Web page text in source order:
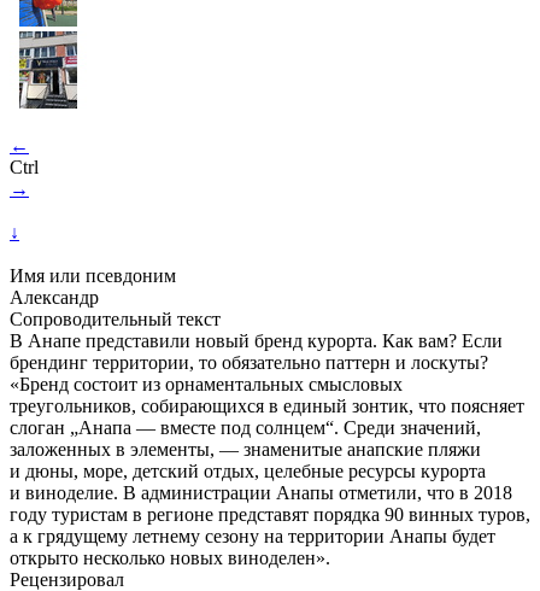
←
Ctrl
→
↓
Имя или псевдоним
Александр
Сопроводительный текст
В Анапе представили новый бренд курорта. Как вам? Если
брендинг территории, то обязательно паттерн и лоскуты?
«Бренд состоит из орнаментальных смысловых
треугольников, собирающихся в единый зонтик, что поясняет
слоган „Анапа — вместе под солнцем“. Среди значений,
заложенных в элементы, — знаменитые анапские пляжи
и дюны, море, детский отдых, целебные ресурсы курорта
и виноделие. В администрации Анапы отметили, что в 2018
году туристам в регионе представят порядка 90 винных туров,
а к грядущему летнему сезону на территории Анапы будет
открыто несколько новых виноделен».
Рецензировал